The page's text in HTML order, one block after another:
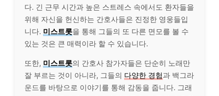
다. 긴 근무 시간과 높은 스트레스 속에서도 환자들을
위해 자신을 헌신하는 간호사들은 진정한 영웅들입
니다. 미스트롯을 통해 그들의 또 다른 면모를 볼 수
있는 것은 큰 매력이라 할 수 있습니다.
또한, 미스트롯의 간호사 참가자들은 단순히 노래만
잘 부르는 것이 아니라, 그들의 다양한 경험과 백그라
운드를 바탕으로 이야기를 통해 감동을 줍니다. 그래